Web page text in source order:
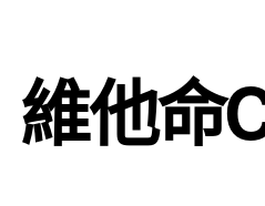
維他命